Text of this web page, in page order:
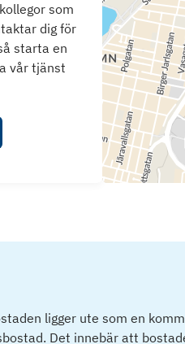
som
dig för
starta en
vår tjänst
ligger ute som en
Det innebär att